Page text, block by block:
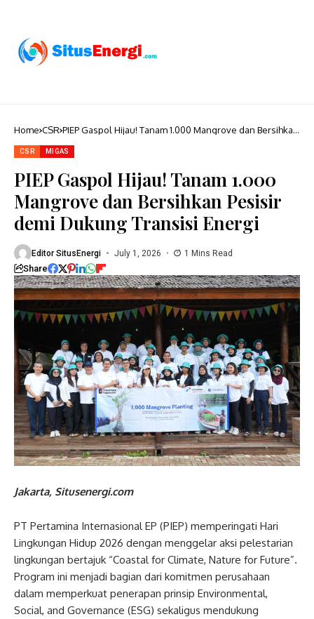
Home CSR PIEP Gaspol Hijau! Tanam 1.000 Mangrove dan Bersihkan
CSR MIGAS
PIEP Gaspol Hijau! Tanam 1.000
Mangrove dan Bersihkan Pesisir
demi Dukung Transisi Energi
Editor SitusEnergi July 1, 2026 1 Mins Read
Share
Jakarta, Situsenergi.com
PT Pertamina Internasional EP (PIEP) memperingati Hari
Lingkungan Hidup 2026 dengan menggelar aksi pelestarian
lingkungan bertajuk “Coastal for Climate, Nature for Future”.
Program ini menjadi bagian dari komitmen perusahaan
dalam memperkuat penerapan prinsip Environmental,
Social, and Governance (ESG) sekaligus mendukung